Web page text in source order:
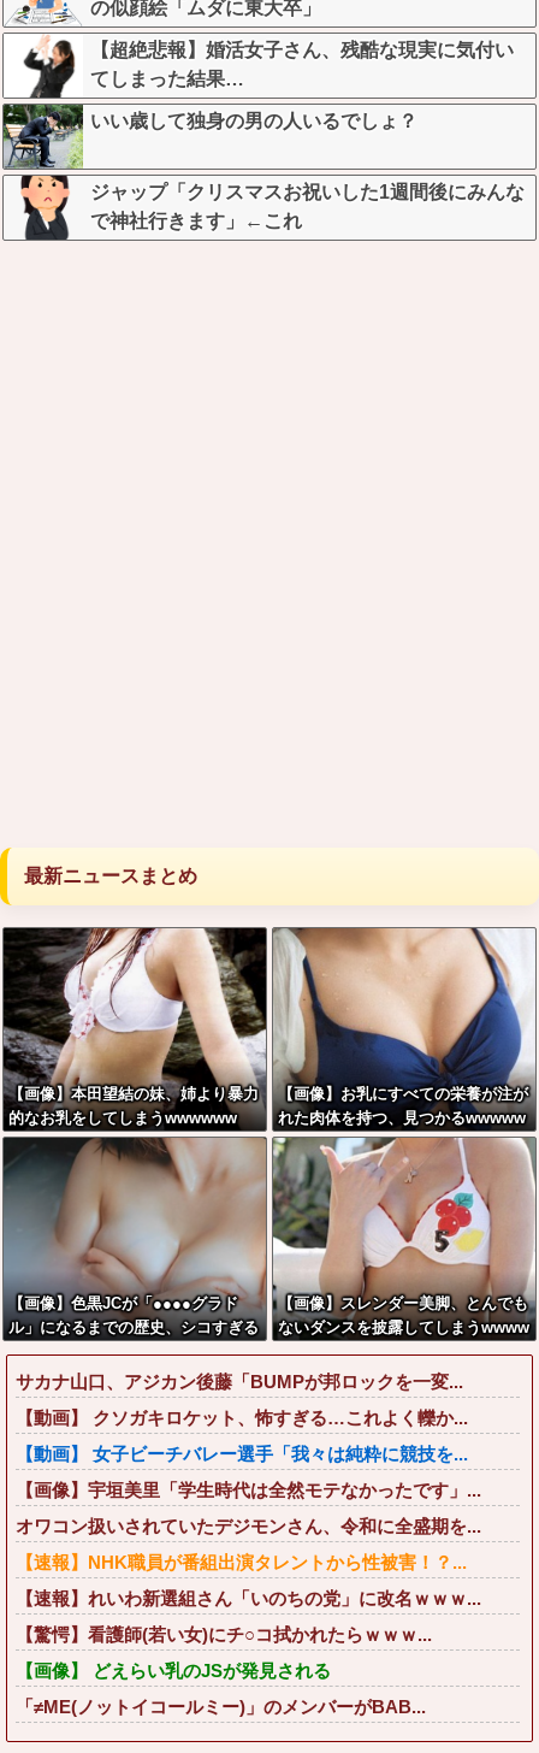
の似顔絵「ムダに東大卒」
【超絶悲報】婚活女子さん、残酷な現実に気付い
てしまった結果…
いい歳して独身の男の人いるでしょ？
ジャップ「クリスマスお祝いした1週間後にみんな
で神社行きます」←これ
最新ニュースまとめ
【画像】本田望結の妹、姉より暴力
的なお乳をしてしまうwwwwww
【画像】お乳にすべての栄養が注が
れた肉体を持つ、見つかるwwwww
w
【画像】色黒JCが「●●●●グラド
ル」になるまでの歴史、シコすぎる
wwww
【画像】スレンダー美脚、とんでも
ないダンスを披露してしまうwwww
wwwww
サカナ山口、アジカン後藤「BUMPが邦ロックを一変...
【動画】 クソガキロケット、怖すぎる…これよく轢か...
【動画】 女子ビーチバレー選手「我々は純粋に競技を...
【画像】宇垣美里「学生時代は全然モテなかったです」...
オワコン扱いされていたデジモンさん、令和に全盛期を...
【速報】NHK職員が番組出演タレントから性被害！？...
【速報】れいわ新選組さん「いのちの党」に改名ｗｗｗ...
【驚愕】看護師(若い女)にチ○コ拭かれたらｗｗｗ...
【画像】 どえらい乳のJSが発見される
「≠ME(ノットイコールミー)」のメンバーがBAB...